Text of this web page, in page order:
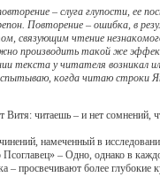
– слуга глупости, ее
Повторение – ошибка, в
связующим чтение
производить такой же
текста у читателя возникал
когда читаю строки
читаешь – и нет сомнений,
намеченный в
Псоглавец» – Одно, однако в
просвечивают более глубокие